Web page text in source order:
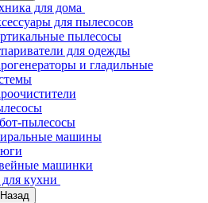
для дома
для пылесосов
пылесосы
для одежды
и гладильные
пылесосы
машины
машинки
кухни
Назад